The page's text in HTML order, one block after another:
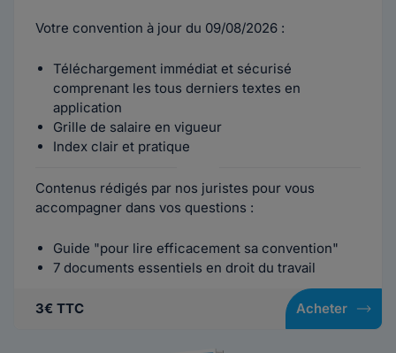
Votre convention à jour du 09/08/2026 :
Téléchargement immédiat et sécurisé
comprenant les tous derniers textes en
application
Grille de salaire en vigueur
Index clair et pratique
Contenus rédigés par nos juristes pour vous
accompagner dans vos questions :
Guide "pour lire efficacement sa convention"
7 documents essentiels en droit du travail
3€ TTC Acheter